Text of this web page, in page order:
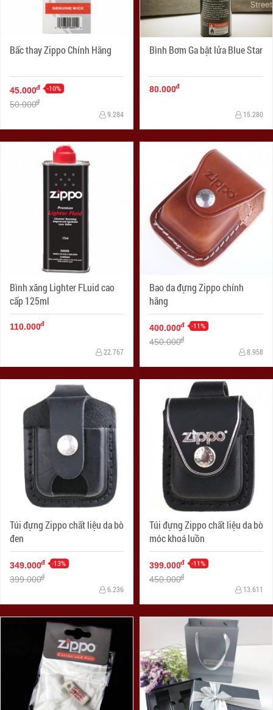
Bấc thay Zippo Chính Hãng
45.000đ -10%
50.000đ
9.284
Bình Bơm Ga bật lửa Blue Star
80.000đ
15.280
Bình xăng Lighter FLuid cao
cấp 125ml
110.000đ
22.767
Bao da đựng Zippo chính
hãng
400.000đ -11%
450.000đ
8.958
Túi đựng Zippo chất liệu da bò
đen
349.000đ -13%
399.000đ
6.236
Túi đựng Zippo chất liệu da bò
móc khoá luồn
399.000đ -11%
450.000đ
13.611